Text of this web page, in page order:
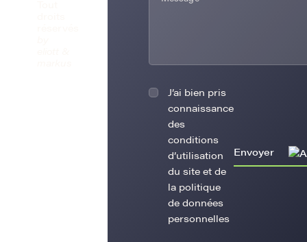
J’ai bien pris
connaissance
des
conditions
d’utilisation
du site et de
la politique
de données
personnelles
Envoyer